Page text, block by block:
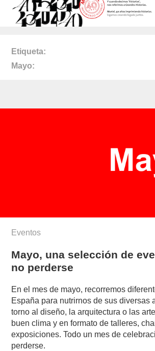
Etiqueta
Mayo
Eventos
Mayo, una selección de
no perderse
En el mes de mayo, recorremos
España para nutrirnos de sus diversas
torno al diseño, la arquitectura o las
buen clima y en formato de talleres,
exposiciones. Todo un mes de
perderse.